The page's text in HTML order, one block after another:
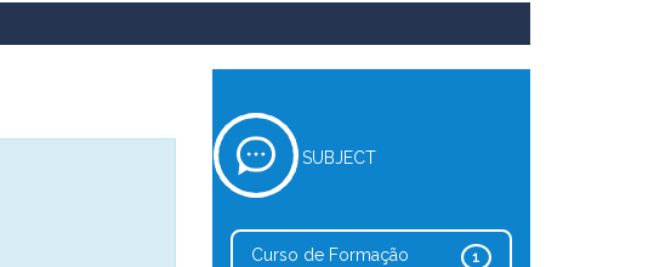
SUBJECT
1
Curso de Formação